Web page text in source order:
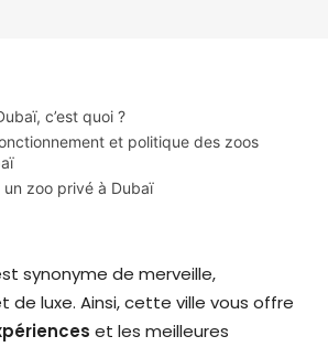
c’est quoi ?
et politique des zoos
un zoo privé à Dubaï
synonyme de merveille,
de luxe. Ainsi, cette ville vous offre
et les meilleures